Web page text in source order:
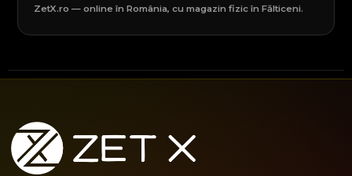
ZetX.ro — online în România, cu magazin fizic în Fălticeni.